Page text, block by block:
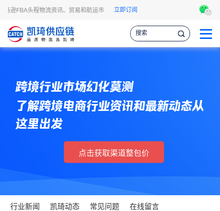
逊FBA头程物流资讯、贸易和航运市场的趋势和最新事件，让您掌握各种情报，
立即订阅
跨境行业市场幻化莫测
了解跨境电商行业资讯和最新动态从
这里出发
点击获取渠道整包价
行业新闻 凯琦动态 常见问题 在线留言